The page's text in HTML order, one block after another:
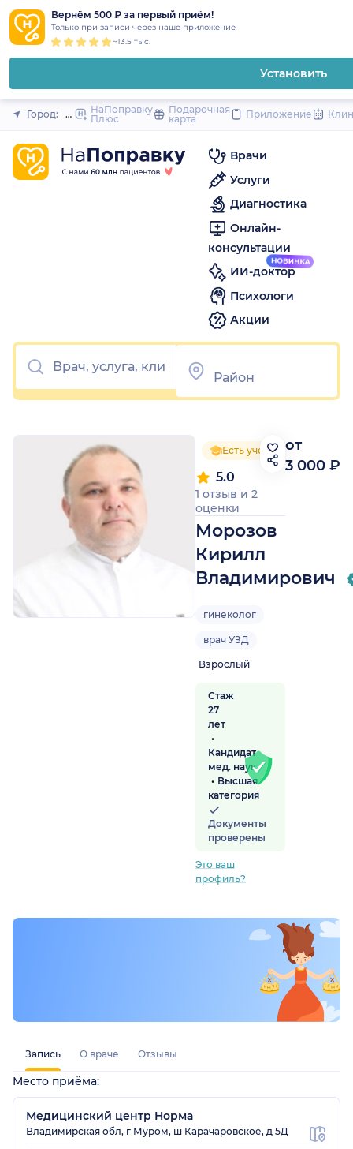
Вернём 500 ₽ за первый приём!
Только при записи через наше приложение
~13.5 тыс.
Установить
Закрыть
Город: МуромНаПоправку
Плюс
Подарочная
карта
Приложение
Врачи
Услуги
Диагностика
Онлайн-
консультации
ИИ-доктор
Психологи
Акции
Есть ученая степень
Морозов
Кирилл
Владимирович
5.0
1 отзыв и 2
оценки
гинеколог
врач УЗД
Взрослый
Стаж
27
лет
Кандидат
мед. наук
Высшая
категория
Документы
проверены
Это ваш
профиль?
от
3 000 ₽
Запись О враче Отзывы
Место приёма:
Медицинский центр Норма
Владимирская обл, г Муром, ш Карачаровское, д 5Д